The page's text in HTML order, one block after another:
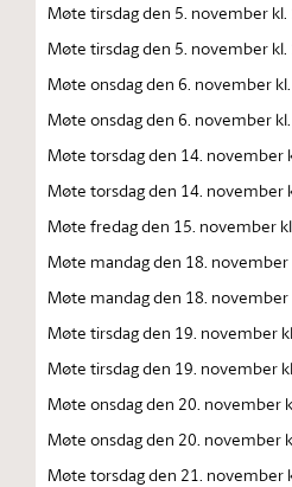
Møte tirsdag den 5. november kl.
Møte tirsdag den 5. november kl.
Møte onsdag den 6. november
Møte onsdag den 6. november
Møte torsdag den 14. november
Møte torsdag den 14. november
Møte fredag den 15. november
Møte mandag den 18. november
Møte mandag den 18. november
Møte tirsdag den 19. november
Møte tirsdag den 19. november
Møte onsdag den 20. november
Møte onsdag den 20. november
Møte torsdag den 21. november